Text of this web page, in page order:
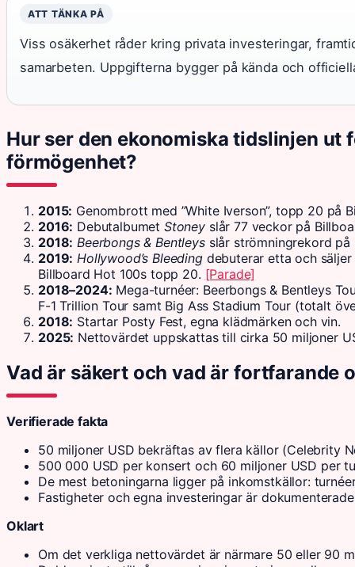
ATT TÄNKA PÅ
Viss osäkerhet råder kring privata investeringar,
samarbeten. Uppgifterna bygger på kända och
Hur ser den ekonomiska tidslinjen ut
förmögenhet?
2015: Genombrott med ”White Iverson”, topp 20 på
2016: Debutalbumet Stoney slår 77 veckor på
2018: Beerbongs & Bentleysslår strömningrekord
2019: Hollywood’s Bleedingdebuterar etta och
Billboard Hot 100s topp 20. [Parade]
2018–2024: Mega-turnéer: Beerbongs & Bentleys
F-1 Trillion Tour samt Big Ass Stadium Tour (totalt
2018: Startar Posty Fest, egna klädmärken och vin.
2025: Nettovärdet uppskattas till cirka 50 miljoner
Vad är säkert och vad är fortfarande
Verifierade fakta
50 miljoner USD bekräftas av flera källor (Celebrity
500 000 USD per konsert och 60 miljoner USD per
De mest betoningarna ligger på inkomstkällor:
Fastigheter och egna investeringar är
Oklart
Om det verkliga nettovärdet är närmare 50 eller 90